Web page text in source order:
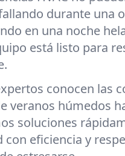
durante una
en una noche
está listo para
conocen las
veranos húmedos
soluciones
con eficiencia y